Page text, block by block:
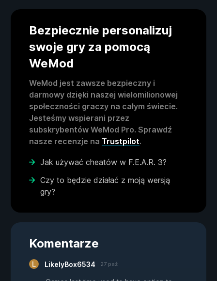
Bezpiecznie personalizuj
swoje gry za pomocą
WeMod
WeMod jest zawsze bezpieczny i
darmowy dzięki naszej wielomilionowej
społeczności graczy na całym świecie.
Jesteśmy wspierani przez
subskrybentów WeMod Pro. Sprawdź
nasze recenzje na Trustpilot.
Jak używać cheatów w F.E.A.R. 3?
Czy to będzie działać z moją wersją
gry?
Komentarze
LikelyBox6534 27 paź